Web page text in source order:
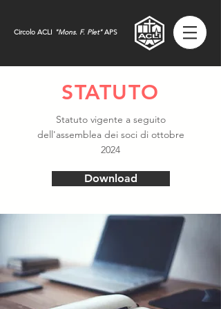
Circolo ACLI "Mons. F. Plet"APS
STATUTO
Statuto vigente a seguito
dell'assemblea dei soci di ottobre
2024
Download